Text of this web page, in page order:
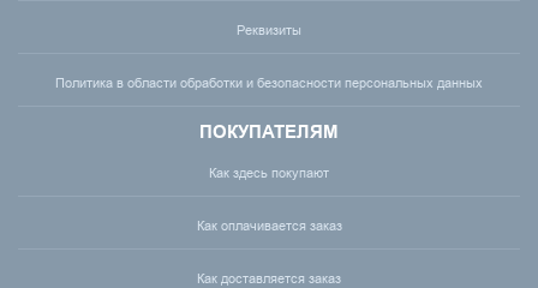
Реквизиты
Политика в области обработки и безопасности персональных данных
ПОКУПАТЕЛЯМ
Как здесь покупают
Как оплачивается заказ
Как доставляется заказ